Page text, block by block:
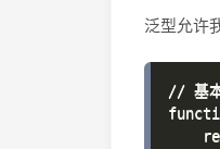
泛型允许
// 基